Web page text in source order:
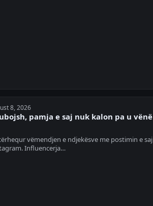
8, 2026
pamja e saj nuk kalon pa u vënë
vëmendjen e ndjekësve me postimin e saj
Influencerja…